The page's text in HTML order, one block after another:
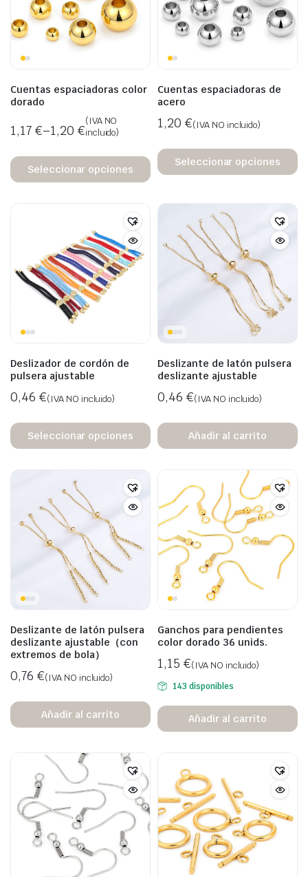
Cuentas espaciadoras color
dorado
1,17 €–1,20 €
(IVA NO
incluido)
Seleccionar opciones
Cuentas espaciadoras de
acero
1,20 €(IVA NO incluido)
Seleccionar opciones
Deslizador de cordón de
pulsera ajustable
0,46 €(IVA NO incluido)
Seleccionar opciones
Deslizante de latón pulsera
deslizante ajustable
0,46 €(IVA NO incluido)
Añadir al carrito
Deslizante de latón pulsera
deslizante ajustable（con
extremos de bola）
0,76 €(IVA NO incluido)
Añadir al carrito
Ganchos para pendientes
color dorado 36 unids.
1,15 €(IVA NO incluido)
143 disponibles
Añadir al carrito